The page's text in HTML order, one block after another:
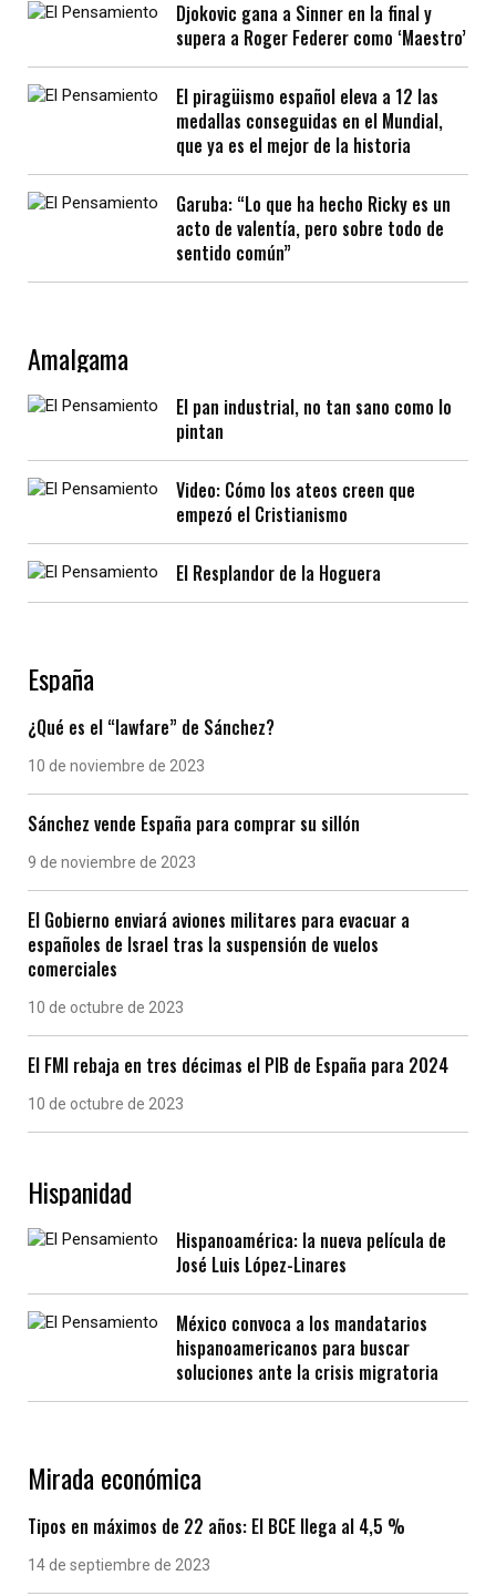
Djokovic gana a Sinner en la final y
supera a Roger Federer como ‘Maestro’
El piragüismo español eleva a 12 las
medallas conseguidas en el Mundial,
que ya es el mejor de la historia
Garuba: “Lo que ha hecho Ricky es un
acto de valentía, pero sobre todo de
sentido común”
Amalgama
El pan industrial, no tan sano como lo
pintan
Video: Cómo los ateos creen que
empezó el Cristianismo
El Resplandor de la Hoguera
España
¿Qué es el “lawfare” de Sánchez?
10 de noviembre de 2023
Sánchez vende España para comprar su sillón
9 de noviembre de 2023
El Gobierno enviará aviones militares para evacuar a
españoles de Israel tras la suspensión de vuelos
comerciales
10 de octubre de 2023
El FMI rebaja en tres décimas el PIB de España para 2024
10 de octubre de 2023
Hispanidad
Hispanoamérica: la nueva película de
José Luis López-Linares
México convoca a los mandatarios
hispanoamericanos para buscar
soluciones ante la crisis migratoria
Mirada económica
Tipos en máximos de 22 años: El BCE llega al 4,5 %
14 de septiembre de 2023